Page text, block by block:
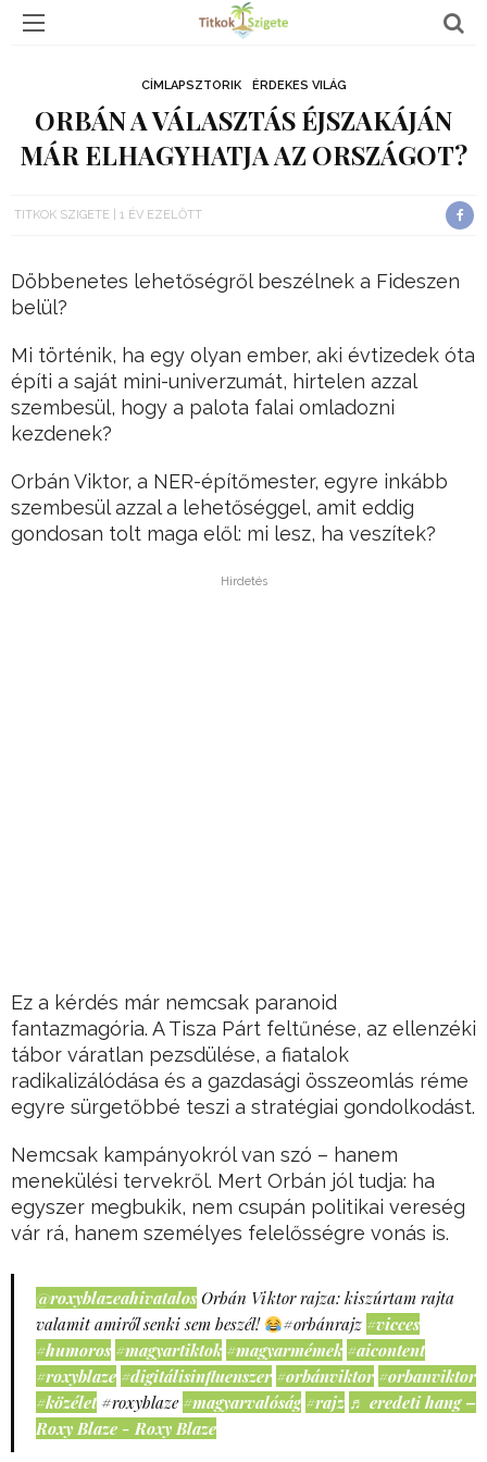
CÍMLAPSZTORIK ÉRDEKES VILÁG
ORBÁN A VÁLASZTÁS ÉJSZAKÁJÁN
MÁR ELHAGYHATJA AZ ORSZÁGOT?
TITKOK SZIGETE 1 ÉV EZELŐTT
Döbbenetes lehetőségről beszélnek a Fideszen
belül?
Mi történik, ha egy olyan ember, aki évtizedek óta
építi a saját mini-univerzumát, hirtelen azzal
szembesül, hogy a palota falai omladozni
kezdenek?
Orbán Viktor, a NER-építőmester, egyre inkább
szembesül azzal a lehetőséggel, amit eddig
gondosan tolt maga elől: mi lesz, ha veszítek?
Hirdetés
Ez a kérdés már nemcsak paranoid
fantazmagória. A Tisza Párt feltűnése, az ellenzéki
tábor váratlan pezsdülése, a fiatalok
radikalizálódása és a gazdasági összeomlás réme
egyre sürgetőbbé teszi a stratégiai gondolkodást.
Nemcsak kampányokról van szó – hanem
menekülési tervekről. Mert Orbán jól tudja: ha
egyszer megbukik, nem csupán politikai vereség
vár rá, hanem személyes felelősségre vonás is.
@roxyblazeahivatalos Orbán Viktor rajza: kiszúrtam rajta
valamit amiről senki sem beszél!
#orbánrajz #vicces
#humoros #magyartiktok #magyarmémek #aicontent
#roxyblaze #digitálisinfluenszer #orbánviktor #orbanviktor
#közélet #roxyblaze #magyarvalóság #rajz ♬ eredeti hang –
Roxy Blaze - Roxy Blaze